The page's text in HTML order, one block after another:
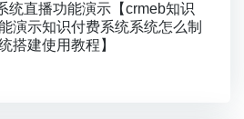
统直播功能演示【crmeb知识
演示知识付费系统系统怎么制
搭建使用教程】